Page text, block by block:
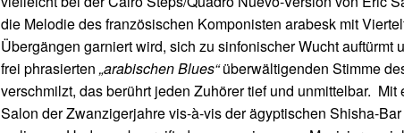
die Melodie des französischen Komponisten arabesk mit
Übergängen garniert wird, sich zu sinfonischer Wucht auftürmt
frei phrasierten„arabischen Blues“überwältigenden Stimme
verschmilzt, das berührt jeden Zuhörer tief und unmittelbar.
Salon der Zwanzigerjahre vis-à-vis der ägyptischen Shisha-